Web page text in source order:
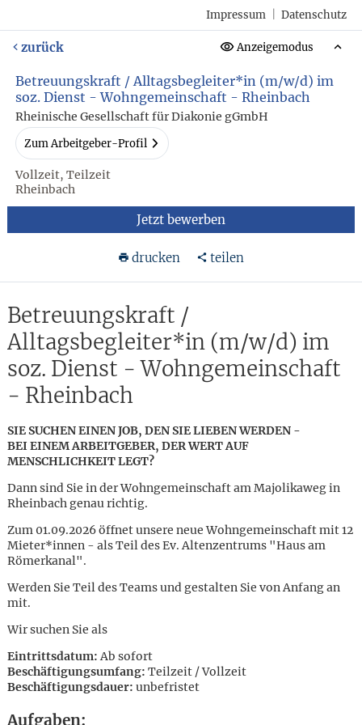
Impressum Datenschutz
zurück Anzeigemodus
Betreuungskraft / Alltagsbegleiter*in (m/w/d) im
soz. Dienst - Wohngemeinschaft - Rheinbach
Rheinische Gesellschaft für Diakonie gGmbH
Zum Arbeitgeber-Profil
Vollzeit, Teilzeit
Rheinbach
Jetzt bewerben
drucken teilen
Betreuungskraft /
Alltagsbegleiter*in (m/w/d) im
soz. Dienst - Wohngemeinschaft
- Rheinbach
SIE SUCHEN EINEN JOB, DEN SIE LIEBEN WERDEN -
BEI EINEM ARBEITGEBER, DER WERT AUF
MENSCHLICHKEIT LEGT?
Dann sind Sie in der Wohngemeinschaft am Majolikaweg in
Rheinbach genau richtig.
Zum 01.09.2026 öffnet unsere neue Wohngemeinschaft mit 12
Mieter*innen - als Teil des Ev. Altenzentrums "Haus am
Römerkanal".
Werden Sie Teil des Teams und gestalten Sie von Anfang an
mit.
Wir suchen Sie als
Eintrittsdatum:Ab sofort
Beschäftigungsumfang: Teilzeit / Vollzeit
Beschäftigungsdauer: unbefristet
Aufgaben:
Karte anzeigen